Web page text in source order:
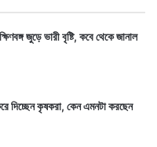
জুড়ে ভারী বৃষ্টি, কবে থেকে জানাল
দিচ্ছেন কৃষকরা, কেন এমনটা করছেন